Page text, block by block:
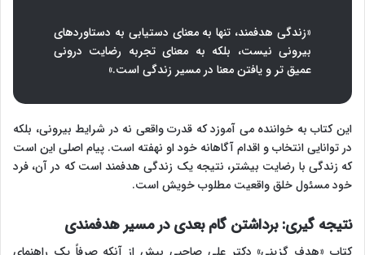
«زندگی هدفمند، تنها به معنای دستیابی به دستاوردهای
بیرونی نیست، بلکه به معنای تجربه رضایت درونی
عمیق تر و یافتن معنا در مسیر زندگی است.»
این کتاب به خواننده می آموزد که قدرت واقعی نه در شرایط بیرونی، بلکه
در توانایی انتخاب و اقدام آگاهانه خود او نهفته است. پیام اصلی این است
که زندگی با رضایت بیشتر، نتیجه یک زندگی هدفمند است که در آن، فرد
خود مسئول خلق واقعیت مطلوب خویش است.
نتیجه گیری: برداشتن گام بعدی در مسیر هدفمندی